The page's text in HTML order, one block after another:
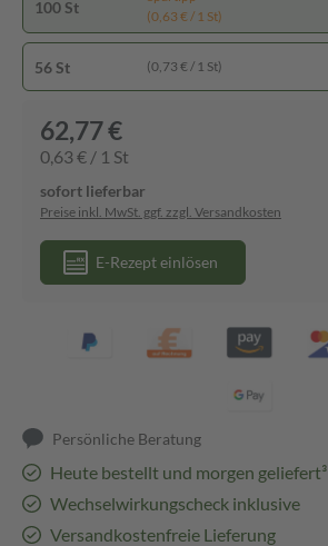
100 St
(0,63 € / 1 St)
56 St (0,73 € / 1 St)
62,77 €
0,63 € / 1 St
sofort lieferbar
Preise inkl. MwSt. ggf. zzgl. Versandkosten
E-Rezept einlösen
Persönliche Beratung
Heute bestellt und morgen geliefert³
Wechselwirkungscheck inklusive
Versandkostenfreie Lieferung